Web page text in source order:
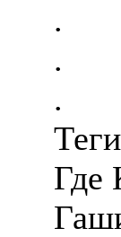
.
.
.
Где